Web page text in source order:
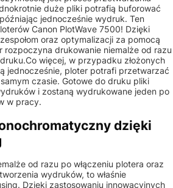
duże pliki potrafią buforować
jednocześnie wydruk. Ten
Canon PlotWave 7500! Dzięki
oraz optymalizacji za pomocą
rozpoczyna drukowanie niemalże od razu
więcej, w przypadku złożonych
jednocześnie, ploter potrafi przetwarzać
czasie. Gotowe do druku pliki
i zostaną wydrukowane jeden po
w pracy.
dzięki
od razu po włączeniu plotera oraz
wydruków, to właśnie
Dzięki zastosowaniu innowacyjnych